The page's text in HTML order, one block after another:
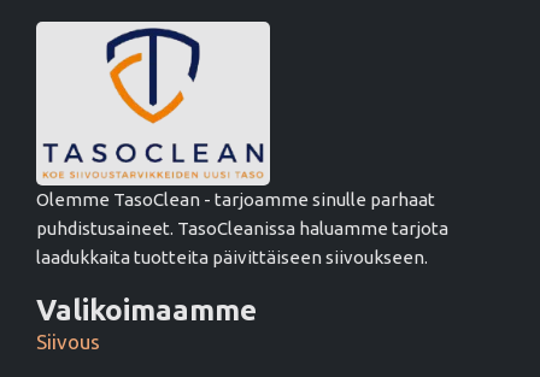
Olemme TasoClean - tarjoamme sinulle parhaat
puhdistusaineet. TasoCleanissa haluamme tarjota
laadukkaita tuotteita päivittäiseen siivoukseen.
Valikoimaamme
Siivous